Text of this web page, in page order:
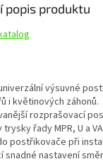
popis produktu
výsuvné
i květinových záhonů.
rozprašovací
řady MPR, U a
postřikovače při
snadné nastavení